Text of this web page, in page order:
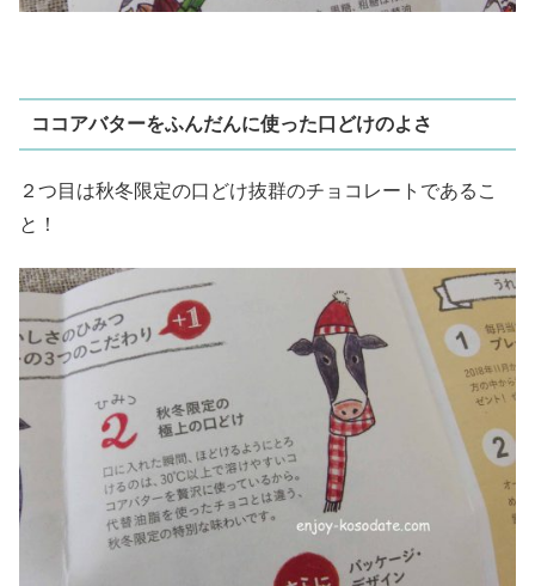
ココアバターをふんだんに使った口どけのよさ
２つ目は秋冬限定の口どけ抜群のチョコレートであるこ
と！